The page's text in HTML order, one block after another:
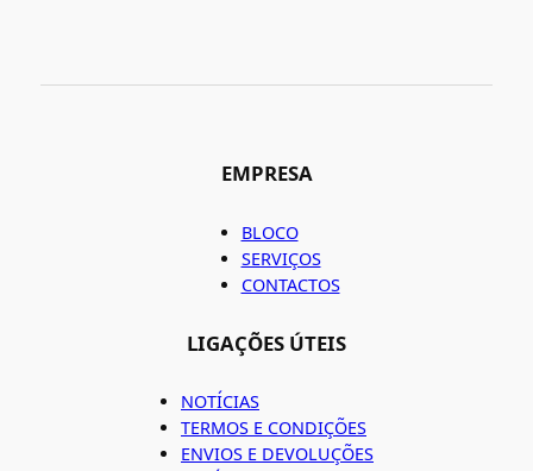
EMPRESA
BLOCO
SERVIÇOS
CONTACTOS
LIGAÇÕES ÚTEIS
NOTÍCIAS
TERMOS E CONDIÇÕES
ENVIOS E DEVOLUÇÕES